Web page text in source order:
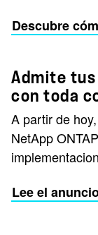
Descubre
Admite tus
con toda
A partir de
NetApp
Lee el